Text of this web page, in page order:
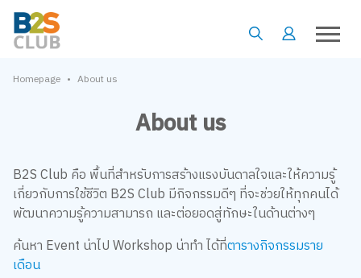
Homepage • About us
About us
B2S Club คือ พื้นที่สำหรับการสร้างแรงบันดาลใจและให้ความรู้
เกี่ยวกับการใช้ชีวิต B2S Club มีกิจกรรมดีๆ ที่จะช่วยให้ทุกคนได้
พัฒนาความรู้ความสามารถ และต่อยอดสู่ทักษะในด้านต่างๆ
ค้นหา Event น่าไป Workshop น่าทำ ได้ที่ตารางกิจกรรมราย
เดือน